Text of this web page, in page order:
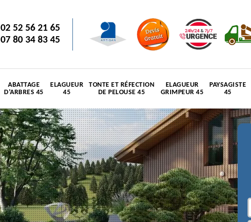
02 52 56 21 65
07 80 34 83 45
ABATTAGE
D'ARBRES 45
ELAGUEUR
45
TONTE ET RÉFECTION
DE PELOUSE 45
ELAGUEUR
GRIMPEUR 45
PAYSAGISTE
45